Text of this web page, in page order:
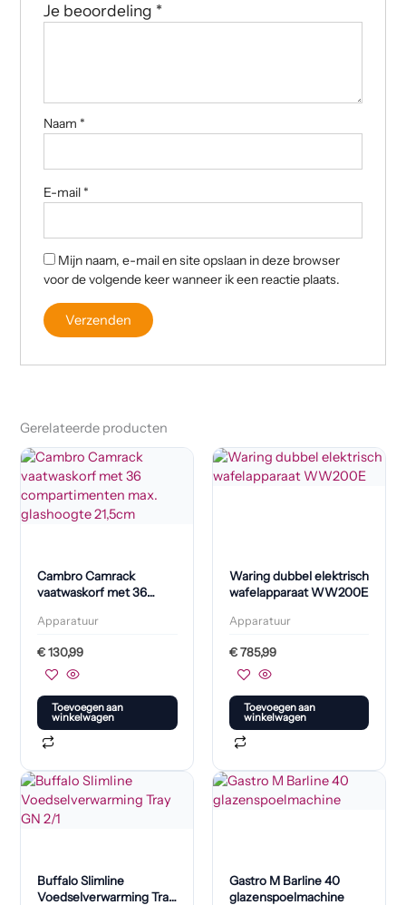
Je beoordeling *
Naam *
E-mail *
Mijn naam, e-mail en site opslaan in deze browser
voor de volgende keer wanneer ik een reactie plaats.
Gerelateerde producten
Cambro Camrack
vaatwaskorf met 36
glashoogte 21,5cm
Apparatuur
€130,99
Toevoegen aan
winkelwagen
Waring dubbel elektrisch
wafelapparaat WW200E
Apparatuur
€785,99
Toevoegen aan
winkelwagen
Buffalo Slimline
Voedselverwarming Tray
Gastro M Barline 40
glazenspoelmachine